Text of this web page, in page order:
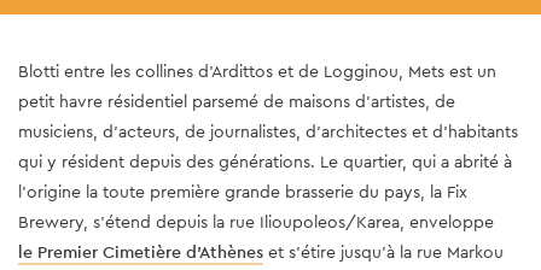
Blotti entre les collines d'Ardittos et de Logginou, Mets est un
petit havre résidentiel parsemé de maisons d'artistes, de
musiciens, d'acteurs, de journalistes, d'architectes et d'habitants
qui y résident depuis des générations. Le quartier, qui a abrité à
l'origine la toute première grande brasserie du pays, la Fix
Brewery, s'étend depuis la rue Ilioupoleos/Karea, enveloppe
le Premier Cimetière d'Athènes et s'étire jusqu'à la rue Markou